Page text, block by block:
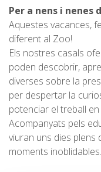
Per a nens i nenes
Aquestes vacances,
diferent al Zoo!
Els nostres casals
poden descobrir,
diverses sobre la
per despertar la
potenciar el treball en
Acompanyats pels
viuran uns dies plens
moments inoblidables.